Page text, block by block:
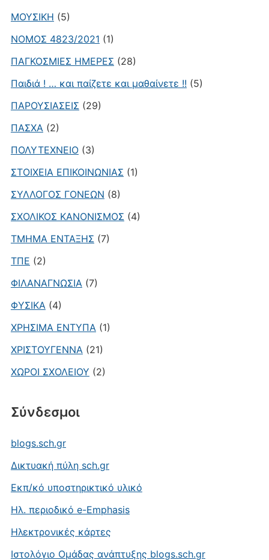
ΜΟΥΣΙΚΗ (5)
ΝΟΜΟΣ 4823/2021 (1)
ΠΑΓΚΟΣΜΙΕΣ ΗΜΕΡΕΣ (28)
Παιδιά ! … και παίζετε και μαθαίνετε !! (5)
ΠΑΡΟΥΣΙΑΣΕΙΣ (29)
ΠΑΣΧΑ (2)
ΠΟΛΥΤΕΧΝΕΙΟ(3)
ΣΤΟΙΧΕΙΑ ΕΠΙΚΟΙΝΩΝΙΑΣ (1)
ΣΥΛΛΟΓΟΣ ΓΟΝΕΩΝ (8)
ΣΧΟΛΙΚΟΣ ΚΑΝΟΝΙΣΜΟΣ (4)
ΤΜΗΜΑ ΕΝΤΑΞΗΣ (7)
ΤΠΕ (2)
ΦΙΛΑΝΑΓΝΩΣΙΑ (7)
ΦΥΣΙΚΑ (4)
ΧΡΗΣΙΜΑ ΕΝΤΥΠΑ (1)
ΧΡΙΣΤΟΥΓΕΝΝΑ (21)
ΧΩΡΟΙ ΣΧΟΛΕΙΟΥ (2)
Σύνδεσμοι
blogs.sch.gr
Δικτυακή πύλη sch.gr
Εκπ/κό υποστηρικτικό υλικό
Ηλ. περιοδικό e-Emphasis
Ηλεκτρονικές κάρτες
Ιστολόγιο Ομάδας ανάπτυξης blogs.sch.gr